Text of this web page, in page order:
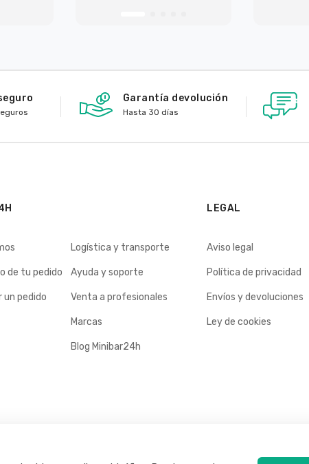
Garantía devolución
Hasta 30 días
Logística y transporte
de tu pedido Ayuda y soporte
un pedido Venta a profesionales
Marcas
Blog Minibar24h
LEGAL
Aviso legal
Política de privacidad
Envíos y devoluciones
Ley de cookies